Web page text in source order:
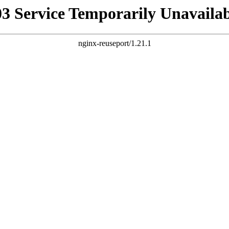
Service Temporarily
nginx-reuseport/1.21.1